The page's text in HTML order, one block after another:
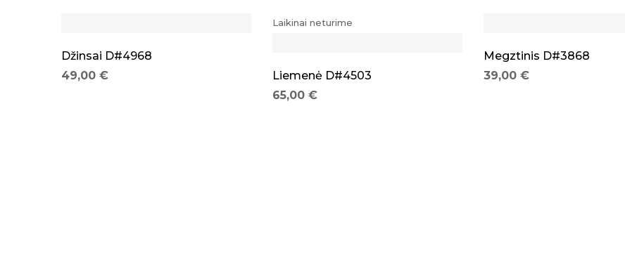
Džinsai D#4968
49,00 €
Laikinai neturime
Liemenė D#4503
65,00 €
Megztinis D#3868
39,00 €